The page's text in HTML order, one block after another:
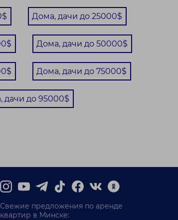
Дома, дачи до 25000$
Дома, дачи до 50000$
Дома, дачи до 75000$
дачи до 95000$
Свежие предложения по аренде
квартир в Минске: